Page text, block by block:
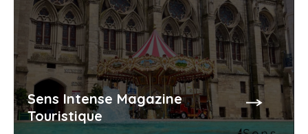
Sens Intense Magazine
Touristique